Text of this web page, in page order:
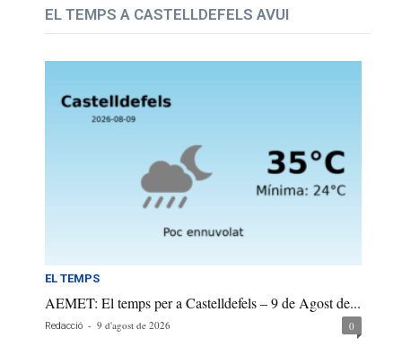
EL TEMPS A CASTELLDEFELS AVUI
EL TEMPS
AEMET: El temps per a Castelldefels – 9 de Agost de...
Redacció - 9 d'agost de 2026 0